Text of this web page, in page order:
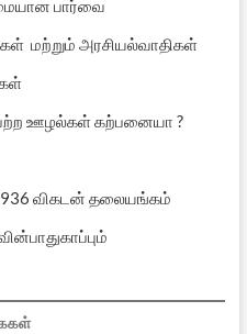
பார்வை
மற்றும் அரசியல்வாதிகள்
ஊழல்கள் கற்பனையா ?
விகடன் தலையங்கம்